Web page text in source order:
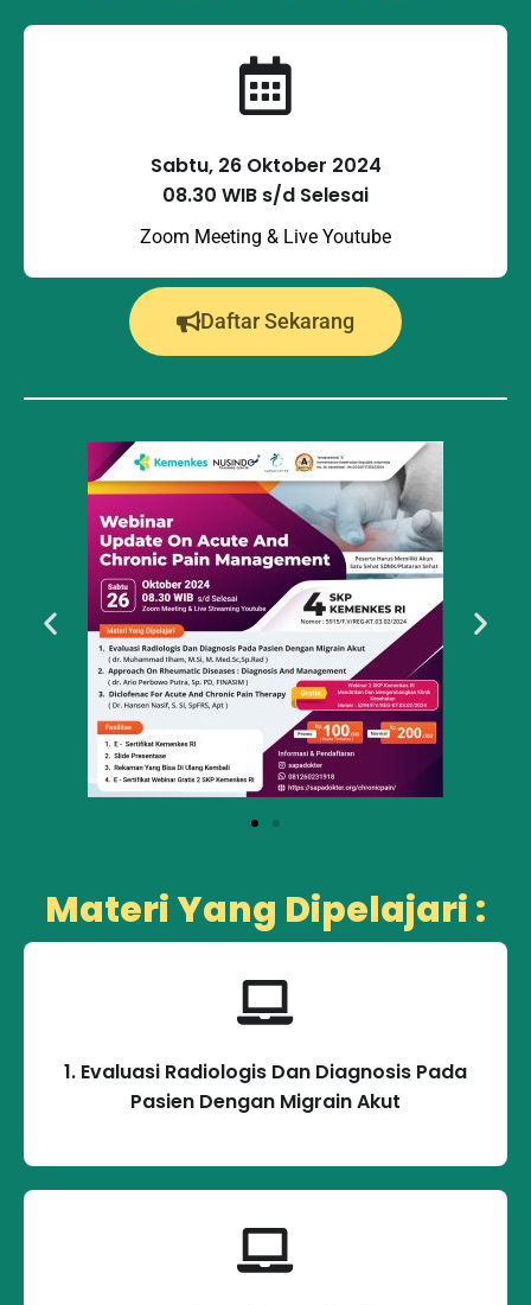
Sabtu, 26 Oktober 2024
08.30 WIB s/d Selesai
Zoom Meeting & Live Youtube
Daftar Sekarang
Materi Yang Dipelajari :
1. Evaluasi Radiologis Dan Diagnosis Pada
Pasien Dengan Migrain Akut